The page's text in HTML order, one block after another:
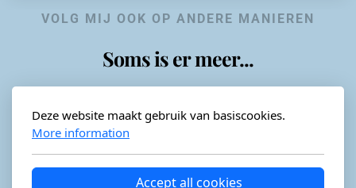
VOLG MIJ OOK OP ANDERE MANIEREN
Soms is er meer...
Horeca-advies
Deze website maakt gebruik van basiscookies.
More information
Accept all cookies